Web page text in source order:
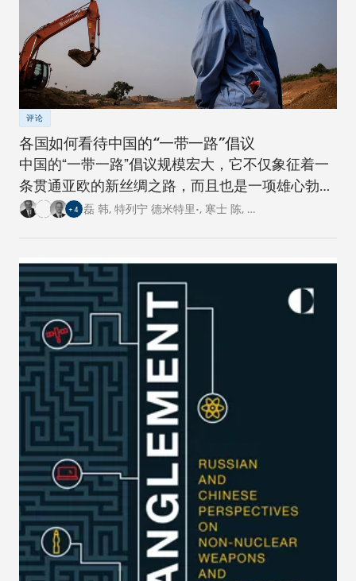
评论
各国如何看待中国的“一带一路”倡议
中国的“一带一路”倡议规模宏大，它不仅象征着一
条贯通亚欧的新丝绸之路，而且也是一项雄心勃勃
的跨国基础设施建设工程。对此，卡内基四个研究
+4 磊 韩, 特列宁 德米特里•, 寒士 陈, …